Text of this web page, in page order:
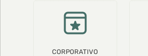
CORPORATIVO